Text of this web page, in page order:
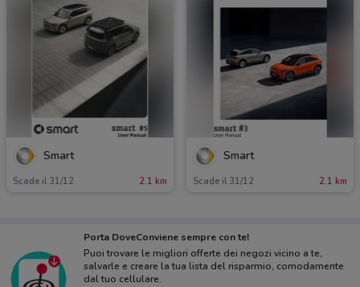
Smart
Scade il 31/12 2.1 km
Smart
Scade il 31/12 2.1 km
Porta DoveConviene sempre con te!
Puoi trovare le migliori offerte dei negozi vicino a te,
salvarle e creare la tua lista del risparmio, comodamente
dal tuo cellulare.